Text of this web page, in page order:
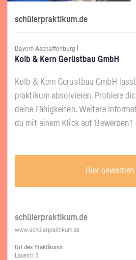
schülerpraktikum.de
Bayern Aschaffenburg |
Kolb & Kern Ge­rüst­bau GmbH
Kolb & Kern Ge­rüst­bau GmbH
prak­ti­kum ab­sol­vie­ren. Pro­bie­re
deine Fä­hig­kei­ten. Wei­te­re
du mit einem Klick auf 'Be­wer­ben'!
Hier bewerben
schü­ler­prak­ti­kum.de
www.​schüler​prak​tiku​m.​de
Ort des Prak­ti­kums
Lau­estr. 5